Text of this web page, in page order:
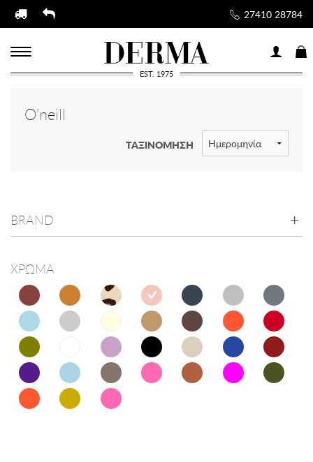
27410 28784
EST. 1975
O'neill
ΤΑΞΙΝΟΜΗΣΗ
BRAND
ΧΡΩΜΑ